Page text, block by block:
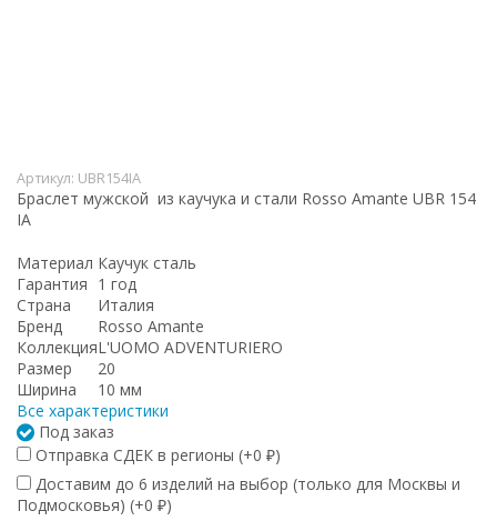
Артикул: UBR154IA
Браслет мужской из каучука и стали Rosso Amante UBR 154
IA
Материал Каучук сталь
Гарантия 1 год
Страна
Италия
Бренд
Rosso Amante
КоллекцияL'UOMO ADVENTURIERO
Размер
20
Ширина
10 мм
Все характеристики
Под заказ
Отправка СДЕК в регионы (+0 ₽)
Доставим до 6 изделий на выбор (только для Москвы и
Подмосковья) (+0 ₽)